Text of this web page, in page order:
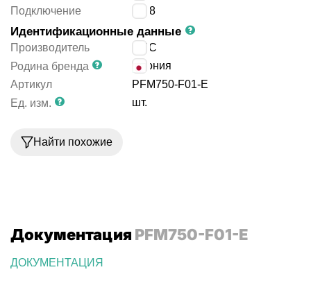
Подключение
G1/8
Идентификационные данные
Производитель
SMC
Родина бренда
Япония
Артикул
PFM750-F01-E
Ед. изм.
шт.
Найти похожие
Документация PFM750-F01-E
ДОКУМЕНТАЦИЯ